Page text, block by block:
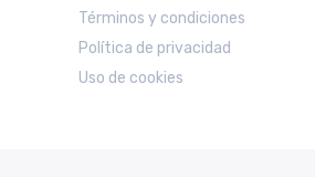
Términos y condiciones
Política de privacidad
Uso de cookies